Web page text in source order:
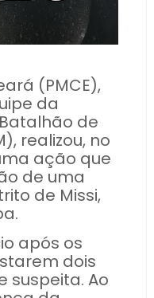
(PMCE),
da
Batalhão de
realizou, no
ação que
de uma
de Missi,
após os
dois
suspeita. Ao